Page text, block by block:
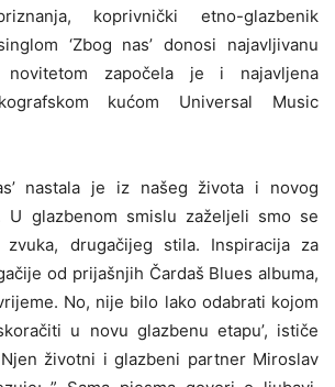
koprivnički etno-glazbenik
‘Zbog nas’ donosi najavljivanu
novitetom započela je i najavljena
kućom Universal Music
nastala je iz našeg života i novog
U glazbenom smislu zaželjeli smo se
zvuka, drugačijeg stila. Inspiracija za
od prijašnjih Čardaš Blues albuma,
No, nije bilo lako odabrati kojom
u novu glazbenu etapu’, ističe
životni i glazbeni partner Miroslav